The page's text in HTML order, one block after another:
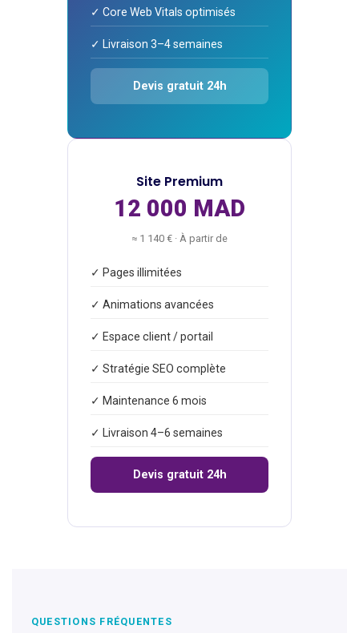
✓ Core Web Vitals optimisés
✓ Livraison 3–4 semaines
Devis gratuit 24h
Site Premium
12 000 MAD
≈ 1 140 € · À partir de
✓ Pages illimitées
✓ Animations avancées
✓ Espace client / portail
✓ Stratégie SEO complète
✓ Maintenance 6 mois
✓ Livraison 4–6 semaines
Devis gratuit 24h
QUESTIONS FRÉQUENTES